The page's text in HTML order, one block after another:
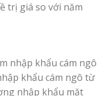
trị giá so với năm
nhập khẩu cám ngô
khẩu cám ngô từ
nhập khẩu mặt